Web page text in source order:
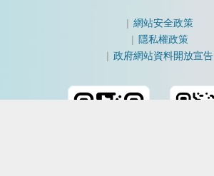
|網站安全政策
| 隱私權政策
|政府網站資料開放宣告